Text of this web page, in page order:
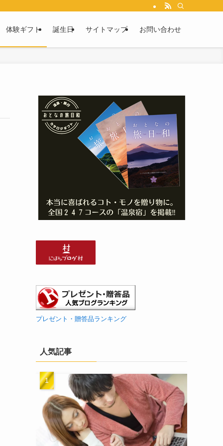
体験ギフト 誕生日 サイトマップ お問い合わせ
プレゼント・贈答品ランキング
人気記事